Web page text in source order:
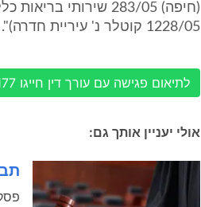
(חיפה) 283/05
1228/05 קוטלר נ' עיריית חדרה)".
לתיאום פגישה עם עורך דין חייגו 077-4008177
אולי יעניין אותך גם: